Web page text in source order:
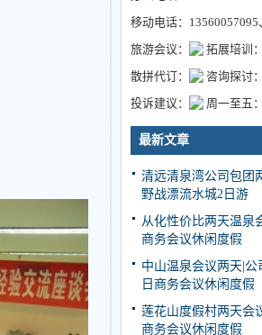
移动电话：
旅游会议：
拓展培训：
散拼代订：
咨询探讨：
投诉建议：
周一至五
最新文章
清远清泉湾公司包团
野战漂流水城2日游
从化性价比两天温泉
商务会议休闲度假
中山温泉会议两天|
日商务会议休闲度假
莲花山度假村两天会
商务会议休闲度假